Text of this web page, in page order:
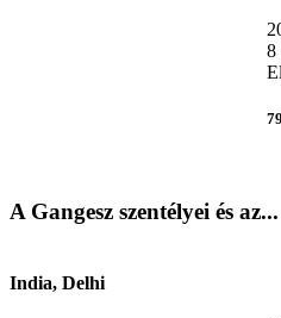
8
A Gangesz szentélyei és az...
India, Delhi